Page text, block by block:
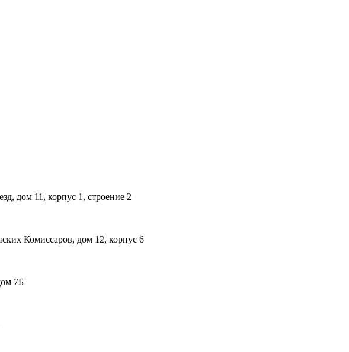
дом 11, корпус 1, строение 2
Комиссаров, дом 12, корпус 6
7Б